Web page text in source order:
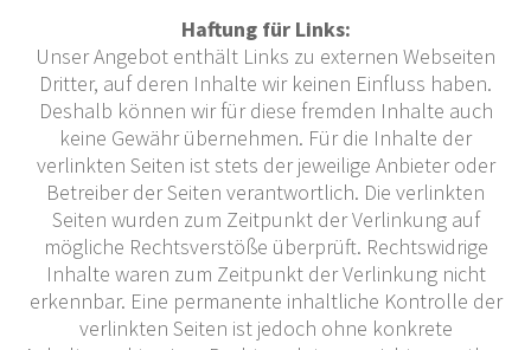
Haftung für Links:
Unser Angebot enthält Links zu externen Webseiten
Dritter, auf deren Inhalte wir keinen Einfluss haben.
Deshalb können wir für diese fremden Inhalte auch
keine Gewähr übernehmen. Für die Inhalte der
verlinkten Seiten ist stets der jeweilige Anbieter oder
Betreiber der Seiten verantwortlich. Die verlinkten
Seiten wurden zum Zeitpunkt der Verlinkung auf
mögliche Rechtsverstöße überprüft. Rechtswidrige
Inhalte waren zum Zeitpunkt der Verlinkung nicht
erkennbar. Eine permanente inhaltliche Kontrolle der
verlinkten Seiten ist jedoch ohne konkrete